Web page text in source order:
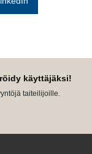
käyttäjäksi!
taiteilijoille.